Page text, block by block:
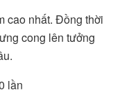
cao nhất. Đồng thời
cong lên tưởng
lần